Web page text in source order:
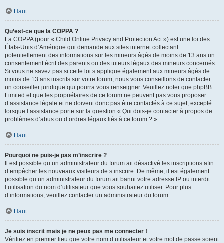
Haut
Qu’est-ce que la COPPA ?
La COPPA (pour « Child Online Privacy and Protection Act ») est une loi des
États-Unis d’Amérique qui demande aux sites internet collectant
potentiellement des informations sur les mineurs âgés de moins de 13 ans un
consentement écrit des parents ou des tuteurs légaux des mineurs concernés.
Si vous ne savez pas si cette loi s’applique également aux mineurs âgés de
moins de 13 ans inscrits sur votre forum, nous vous conseillons de contacter
un conseiller juridique qui pourra vous renseigner. Veuillez noter que phpBB
Limited et que les propriétaires de ce forum ne peuvent pas vous proposer
d’assistance légale et ne doivent donc pas être contactés à ce sujet, excepté
lorsque l’assistance porte sur la question « Qui dois-je contacter à propos de
problèmes d’abus ou d’ordres légaux liés à ce forum ? ».
Haut
Pourquoi ne puis-je pas m’inscrire ?
Il est possible qu’un administrateur du forum ait désactivé les inscriptions afin
d’empêcher les nouveaux visiteurs de s’inscrire. De même, il est également
possible qu’un administrateur du forum ait banni votre adresse IP ou interdit
l’utilisation du nom d’utilisateur que vous souhaitez utiliser. Pour plus
d’informations, veuillez contacter un administrateur du forum.
Haut
Je suis inscrit mais je ne peux pas me connecter !
Vérifiez en premier lieu que votre nom d’utilisateur et votre mot de passe soient